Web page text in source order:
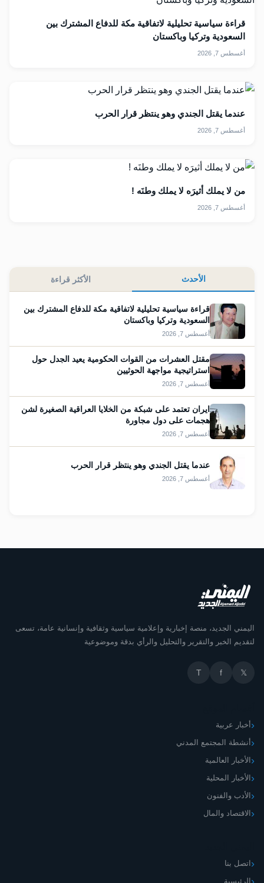
قراءة سياسية تحليلية لاتفاقية مكة للدفاع المشترك بين
السعودية وتركيا وباكستان
أغسطس 7, 2026
عندما يقتل الجندي وهو ينتظر قرار الحرب
أغسطس 7, 2026
من لا يملك أثيرَه لا يملك وطنَه !
أغسطس 7, 2026
الأحدث الأكثر قراءة
قراءة سياسية تحليلية لاتفاقية مكة للدفاع المشترك بين
السعودية وتركيا وباكستان
أغسطس 7, 2026
مقتل العشرات من القوات الحكومية يعيد الجدل حول
استراتيجية مواجهة الحوثيين
أغسطس 7, 2026
ايران تعتمد على شبكة من الخلايا العراقية الصغيرة لشن
هجمات على دول مجاورة
أغسطس 7, 2026
عندما يقتل الجندي وهو ينتظر قرار الحرب
أغسطس 7, 2026
اليمني الجديد، منصة إخبارية وإعلامية سياسية وثقافية وإنسانية عامة، تسعى
لتقديم الخبر والتقرير والتحليل والرأي بدقة وموضوعية
𝕏
f
T
أخبار عربية
أنشطة المجتمع المدني
الأخبار العالمية
الأخبار المحلية
الأدب والفنون
الاقتصاد والمال
اتصل بنا
الرئيسية